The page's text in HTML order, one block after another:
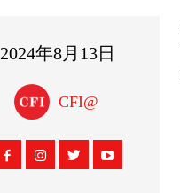
2024年8月13日
CFI@